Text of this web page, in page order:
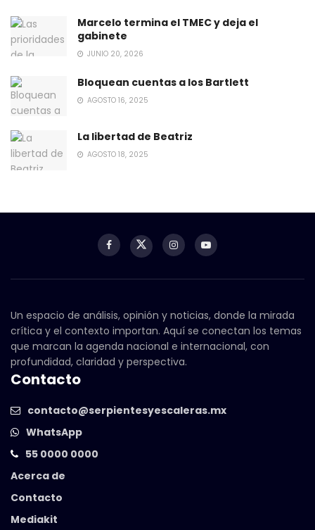
Marcelo termina el TMEC y deja el
gabinete
JUNIO 20, 2026
Bloquean cuentas a los Bartlett
AGOSTO 16, 2025
La libertad de Beatriz
AGOSTO 18, 2025
Un espacio de análisis, opinión y noticias, donde la mirada
crítica y el contexto importan. Aquí se conectan los temas
que marcan la agenda nacional e internacional, con
profundidad, claridad y perspectiva.
Contacto
contacto@serpientesyescaleras.mx
WhatsApp
55 0000 0000
Acerca de
Contacto
Mediakit